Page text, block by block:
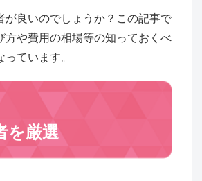
良いのでしょうか？この記事で
や費用の相場等の知っておくべ
ています。
を厳選